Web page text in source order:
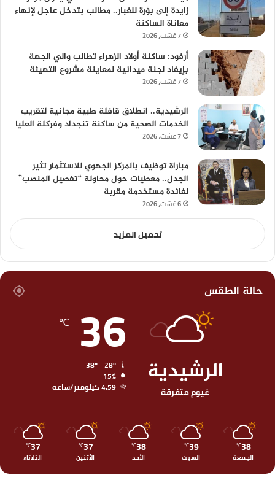
زايدة إلى بؤرة للغبار.. مطالب بتدخل عاجل لإنهاء
معاناة الساكنة
7 غشت، 2026
أرفود: ساكنة أولاد الزهراء تطالب والي الجهة
بإيفاد لجنة ميدانية لمعاينة مشروع التهيئة
7 غشت، 2026
الرشيدية.. انطلاق قافلة طبية مجانية لتقريب
الخدمات الصحية من ساكنة تنجداد وفركلة العليا
7 غشت، 2026
مباراة توظيف بالمركز الجهوي للاستثمار تثير
الجدل.. معطيات حول محاولة “تفصيل المنصب”
لفائدة مستخدمة مقربة
6 غشت، 2026
تحميل المزيد
حالة الطقس
الرشيدية
غيوم متفرقة
36
℃
15%
4.59 كيلومتر/ساعة
38
℃
الجمعة
39
℃
السبت
38
℃
الأحد
37
℃
الأثنين
37
℃
الثلاثاء